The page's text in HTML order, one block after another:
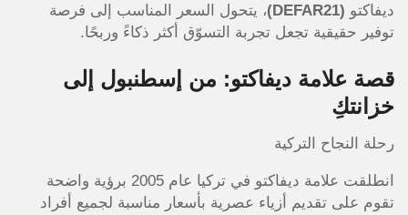
ديفاكتو (DEFAR21)
، يتحول السعر المناسب إلى فرصة
توفير حقيقية تجعل تجربة التسوّق أكثر ذكاءً وربحًا.
قصة علامة ديفاكتو: من إسطنبول إلى
خزانتكِ
رحلة النجاح التركية
انطلقت علامة ديفاكتو في تركيا عام 2005 برؤية واضحة
تقوم على تقديم أزياء عصرية بأسعار مناسبة لجميع أفراد